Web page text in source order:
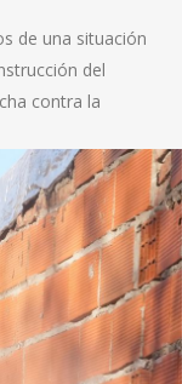
de una situación
del
contra la